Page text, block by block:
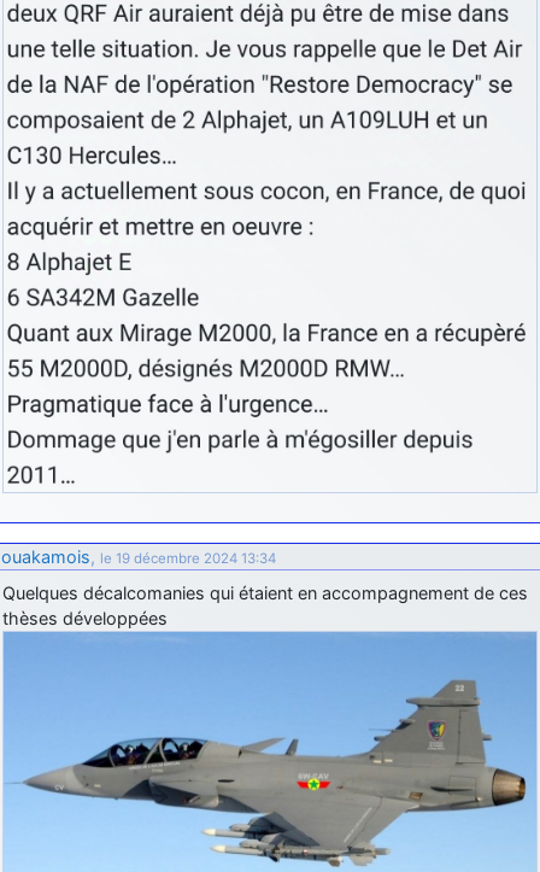
ouakamois, le 19 décembre 2024 13:34
Quelques décalcomanies qui étaient en accompagnement de ces
thèses développées